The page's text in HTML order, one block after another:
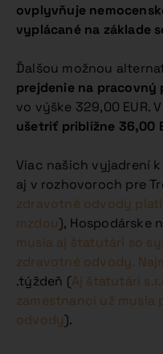
ovplyvňuje
vyplácané na základe
Ďalšou možnou
prejdenie na pracovný
vo výške 329,00 EUR.
ušetriť približne 36,00
Viac našich vyjadrení
aj v rozhovoroch pre
zdravotné odvody
mzdou), Hospodárske
musia aj štatutári so
zdravotné odvody.
.týždeň (Aj štatutári
zamestnanci už musia
odvody).